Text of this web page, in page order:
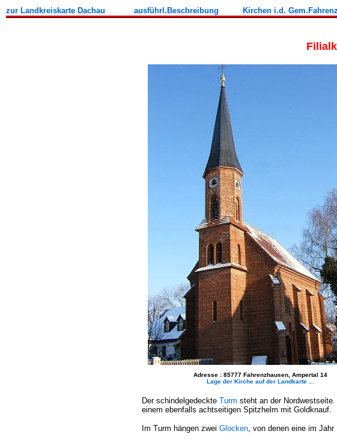
zur Landkreiskarte Dachau ausführl.Beschreibung Kirchen i.d.
Adresse : 85777 Fahrenzhausen, Ampertal 14
Lage der Kirche auf der Landkarte ...
Der schindelgedeckte Turm steht an der
einem ebenfalls achtseitigen Spitzhelm mit Goldknauf.
Im Turm hängen zwei Glocken, von denen eine im Jahr